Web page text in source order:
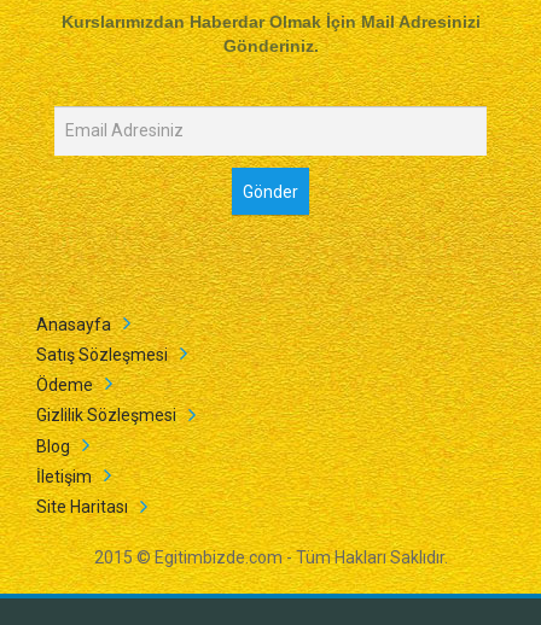
Kurslarımızdan Haberdar Olmak İçin Mail Adresinizi
Gönderiniz.
Anasayfa
Satış Sözleşmesi
Ödeme
Gizlilik Sözleşmesi
Blog
İletişim
Site Haritası
2015 © Egitimbizde.com - Tüm Hakları Saklıdır.